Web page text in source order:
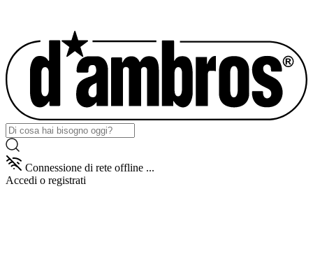
Connessione di rete offline ...
Accedi o registrati